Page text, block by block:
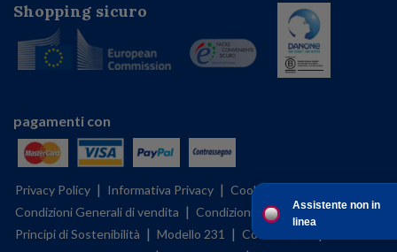
Assistente non in
linea
Shopping sicuro
pagamenti con
Privacy Policy | Informativa Privacy | Cookies Policy |
Condizioni Generali di vendita | Condizioni d'uso | BFMS policy |
Principi di Sostenibilità | Modello 231 | Codice etico